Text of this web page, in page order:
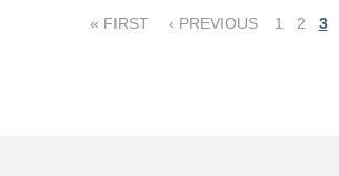
« FIRST ‹ PREVIOUS 1 2 3